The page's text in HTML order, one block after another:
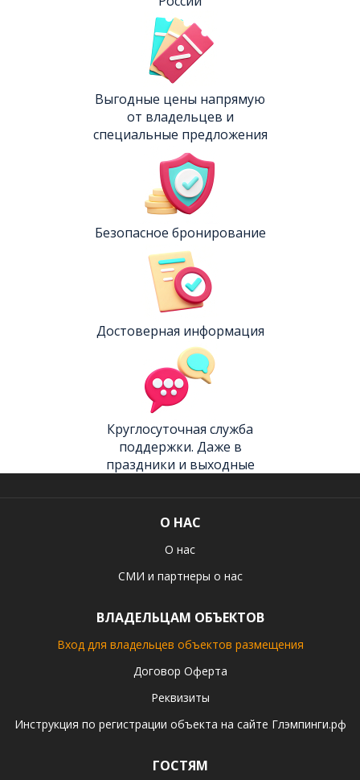
Выгодные цены напрямую
от владельцев и
специальные предложения
Безопасное бронирование
Достоверная информация
Круглосуточная служба
поддержки. Даже в
праздники и выходные
О НАС
О нас
СМИ и партнеры о нас
ВЛАДЕЛЬЦАМ ОБЪЕКТОВ
Вход для владельцев объектов размещения
Договор Оферта
Реквизиты
Инструкция по регистрации объекта на сайте Глэмпинги.рф
ГОСТЯМ